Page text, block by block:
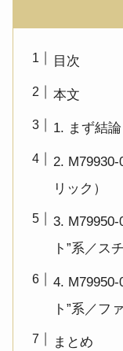
目次
本文
1. まず結
2.
リック）
3. M79950-
ト”系／ス
4. M79950-
ト”系／フ
まとめ